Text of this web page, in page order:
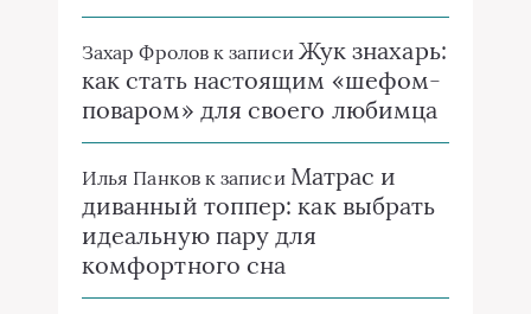
Захар Фроловк записи Жук знахарь:
как стать настоящим «шефом-
поваром» для своего любимца
Илья Панковк записи Матрас и
диванный топпер: как выбрать
идеальную пару для
комфортного сна